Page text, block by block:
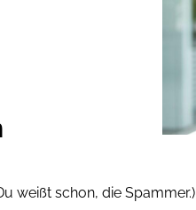
weißt schon, die Spammer.)